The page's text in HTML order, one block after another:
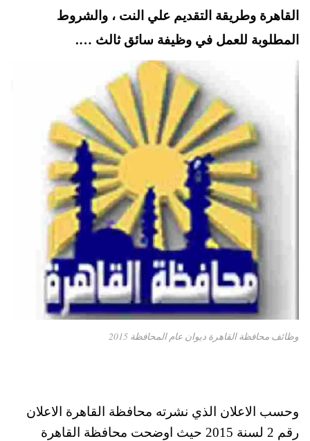
القاهرة وطريقة التقديم علي النت ، والشروط
المطلوبة للعمل في وظيفة سائق ثالث ….
وظائف محافظة القاهرة ديوان عام المحافظة 2015
وحسب الاعلان الذي نشرته محافظة القاهرة الاعلان
رقم 2 لسنة 2015 حيث اوضحت محافظة القاهرة